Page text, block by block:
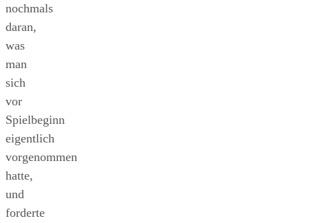
nochmals
daran,
was
man
sich
vor
Spielbeginn
eigentlich
vorgenommen
hatte,
und
forderte